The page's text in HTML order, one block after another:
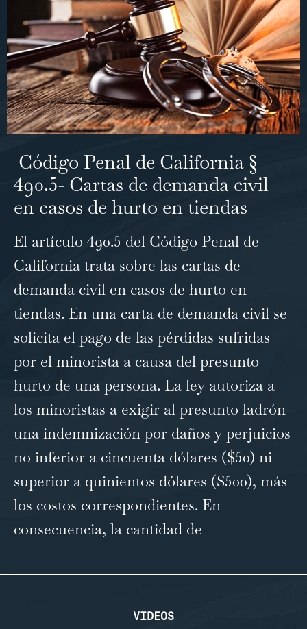
Código Penal de California §
490.5- Cartas de demanda civil
en casos de hurto en tiendas
El artículo 490.5 del Código Penal de
California trata sobre las cartas de
demanda civil en casos de hurto en
tiendas. En una carta de demanda civil se
solicita el pago de las pérdidas sufridas
por el minorista a causa del presunto
hurto de una persona. La ley autoriza a
los minoristas a exigir al presunto ladrón
una indemnización por daños y perjuicios
no inferior a cincuenta dólares ($50) ni
superior a quinientos dólares ($500), más
los costos correspondientes. En
consecuencia, la cantidad de
VIDEOS